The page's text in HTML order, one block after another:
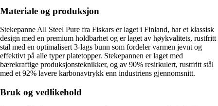
Materiale og produksjon
Stekepanne All Steel Pure fra Fiskars er laget i Finland, har et klassisk
design med en premium holdbarhet og er laget av høykvalitets, rustfritt
stål med en optimalisert 3-lags bunn som fordeler varmen jevnt og
effektivt på alle typer platetopper. Stekepannen er laget med
bærekraftige produksjonsteknikker, og av 90% resirkulert, rustfritt stål
med et 92% lavere karbonavtrykk enn industriens gjennomsnitt.
Bruk og vedlikehold